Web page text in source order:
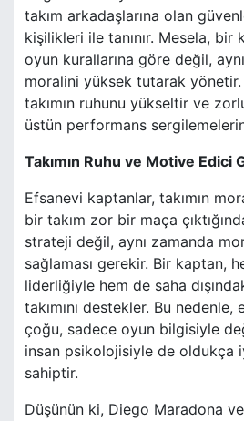
takım arkadaşlarına olan
kişilikleri ile tanınır. Mesela, bir
oyun kurallarına göre değil,
moralini yüksek tutarak yönetir.
takımın ruhunu yükseltir ve
üstün performans
Takımın Ruhu ve Motive Edici
Efsanevi kaptanlar, takımın
bir takım zor bir maça
strateji değil, aynı zamanda
sağlaması gerekir. Bir kaptan,
liderliğiyle hem de saha
takımını destekler. Bu nedenle,
çoğu, sadece oyun bilgisiyle
insan psikolojisiyle de oldukça
sahiptir.
Düşünün ki, Diego Maradona